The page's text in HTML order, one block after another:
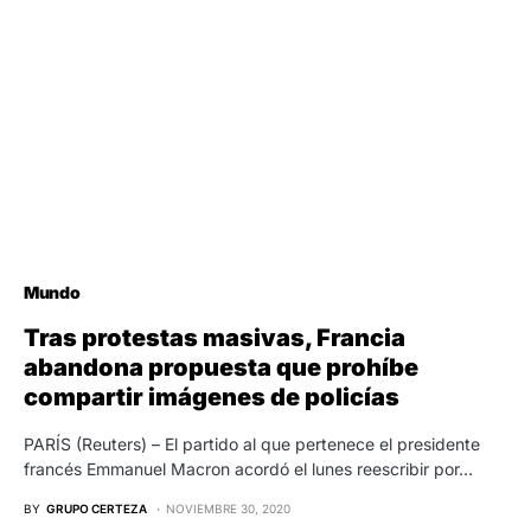
Mundo
Tras protestas masivas, Francia
abandona propuesta que prohíbe
compartir imágenes de policías
PARÍS (Reuters) – El partido al que pertenece el presidente
francés Emmanuel Macron acordó el lunes reescribir por…
BY GRUPO CERTEZA NOVIEMBRE 30, 2020